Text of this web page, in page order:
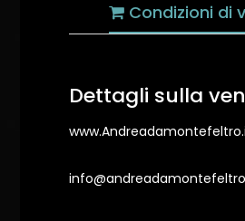
Condizioni di
Dettagli sulla